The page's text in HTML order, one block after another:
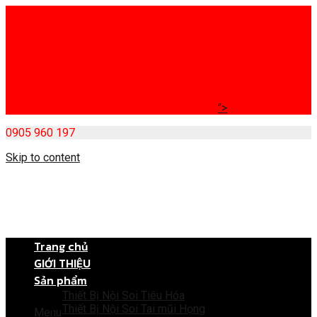
">
0905 960 197
Skip to content
Menu
Trang chủ
GIỚI THIỆU
Sản phẩm
Thiết Bị Nội Soi Tiêu Hóa
Thiết Bị Nội Soi Tai mũi Họng